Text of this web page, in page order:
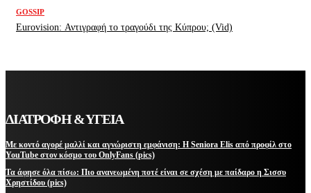
GOSSIP
Eurovision: Αντιγραφή το τραγούδι της Κύπρου; (Vid)
ΔΙΑΤΡΟΦΗ & ΥΓΕΙΑ
Με κοντό αγορέ μαλλί και αγνώριστη εμφάνιση: Η Seniora Elis από προφίλ στο
YouTube στον κόσμο του OnlyFans (pics)
Τα άφησε όλα πίσω: Πιο ανανεωμένη ποτέ είναι σε σχέση με παίδαρο η Σισσυ
Χρηστίδου (pics)